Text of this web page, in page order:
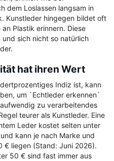
dem Loslassen langsam in
Kunstleder hingegen bildet oft
Plastik erinnern. Diese
sich nicht so natürlich
hat ihren Wert
Indiz ist, kann
um `Echtleder erkennen`
zu verarbeitendes
teurer als Kunstleder. Eine
Leder kostet selten unter
kann je nach Marke und
€ liegen (Stand: Juni 2026).
50 € sind fast immer aus